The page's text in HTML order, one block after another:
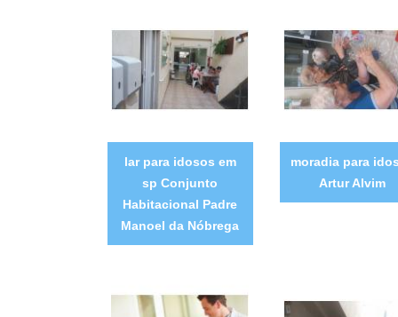
lar para idosos em
sp Conjunto
Habitacional Padre
Manoel da Nóbrega
moradia para
Artur Alvim